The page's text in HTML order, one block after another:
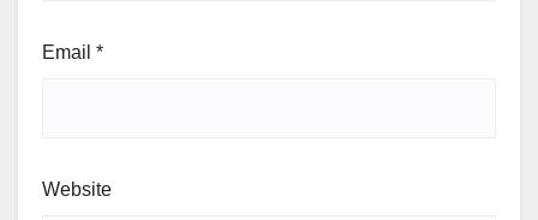
Email *
Website